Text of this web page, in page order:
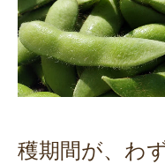
穫期間が、わ